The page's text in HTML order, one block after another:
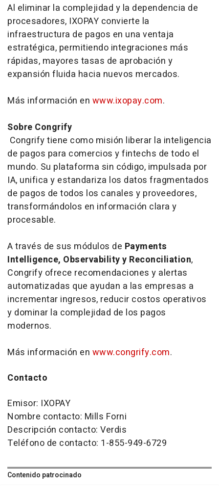
Al eliminar la complejidad y la dependencia de
procesadores, IXOPAY convierte la
infraestructura de pagos en una ventaja
estratégica, permitiendo integraciones más
rápidas, mayores tasas de aprobación y
expansión fluida hacia nuevos mercados.
Más información en www.ixopay.com.
Sobre Congrify
Congrify tiene como misión liberar la inteligencia
de pagos para comercios yfintechs de todo el
mundo. Su plataforma sin código, impulsada por
IA, unifica y estandariza los datos fragmentados
de pagos de todos los canales y proveedores,
transformándolos en información clara y
procesable.
A través de sus módulos de Payments
Intelligence, Observabilityy Reconciliation,
Congrify ofrece recomendaciones y alertas
automatizadas que ayudan a las empresas a
incrementar ingresos, reducir costos operativos
y dominar la complejidad de los pagos
modernos.
Más información en www.congrify.com.
Contacto
Emisor: IXOPAY
Nombre contacto: Mills Forni
Descripción contacto: Verdis
Teléfono de contacto: 1-855-949-6729
Contenido patrocinado